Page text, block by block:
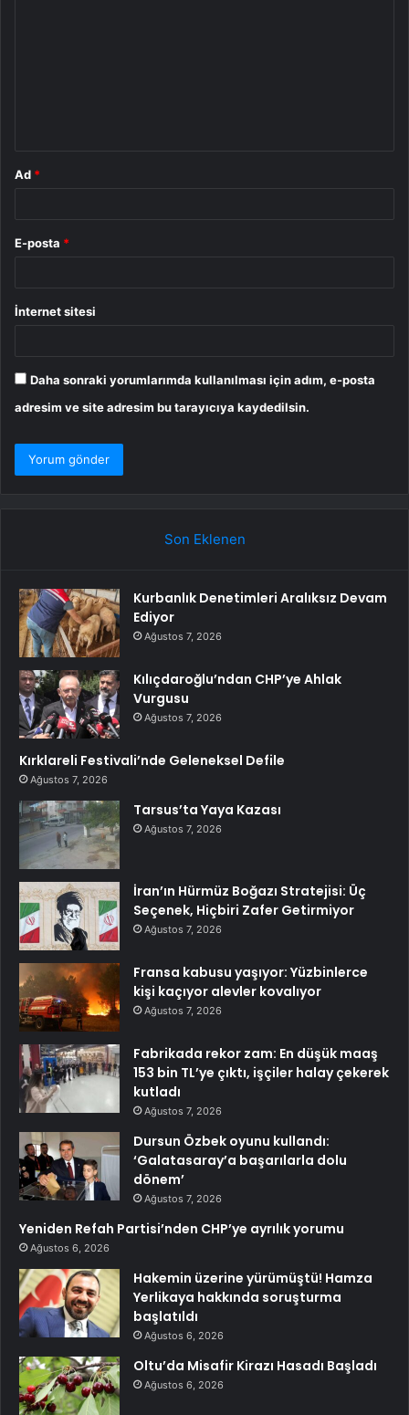
Ad *
E-posta *
İnternet sitesi
Daha sonraki yorumlarımda kullanılması için adım, e-posta
adresim ve site adresim bu tarayıcıya kaydedilsin.
Son Eklenen
Kurbanlık Denetimleri Aralıksız Devam
Ediyor
Ağustos 7, 2026
Kılıçdaroğlu’ndan CHP’ye Ahlak
Vurgusu
Ağustos 7, 2026
Kırklareli Festivali’nde Geleneksel Defile
Ağustos 7, 2026
Tarsus’ta Yaya Kazası
Ağustos 7, 2026
İran’ın Hürmüz Boğazı Stratejisi: Üç
Seçenek, Hiçbiri Zafer Getirmiyor
Ağustos 7, 2026
Fransa kabusu yaşıyor: Yüzbinlerce
kişi kaçıyor alevler kovalıyor
Ağustos 7, 2026
Fabrikada rekor zam: En düşük maaş
153 bin TL’ye çıktı, işçiler halay çekerek
kutladı
Ağustos 7, 2026
Dursun Özbek oyunu kullandı:
‘Galatasaray’a başarılarla dolu
dönem’
Ağustos 7, 2026
Yeniden Refah Partisi’nden CHP’ye ayrılık yorumu
Ağustos 6, 2026
Hakemin üzerine yürümüştü! Hamza
Yerlikaya hakkında soruşturma
başlatıldı
Ağustos 6, 2026
Oltu’da Misafir Kirazı Hasadı Başladı
Ağustos 6, 2026